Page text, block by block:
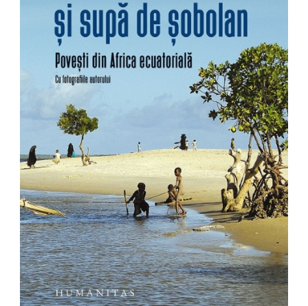
Resurse umane
Vanzari si marketing
Carte scolara
Atlase, dictionare si enciclopedii
Carte prescolara
Carte scolara
Dictionare de limba romana
Ghiduri de conversatie
Invatamant gimnazial
Invatamant primar
Invatarea limbilor straine
Liceu
Povesti si povestiri
Carti in limba engleza
Carti pentru copii
Activitati si jocuri pentru copii